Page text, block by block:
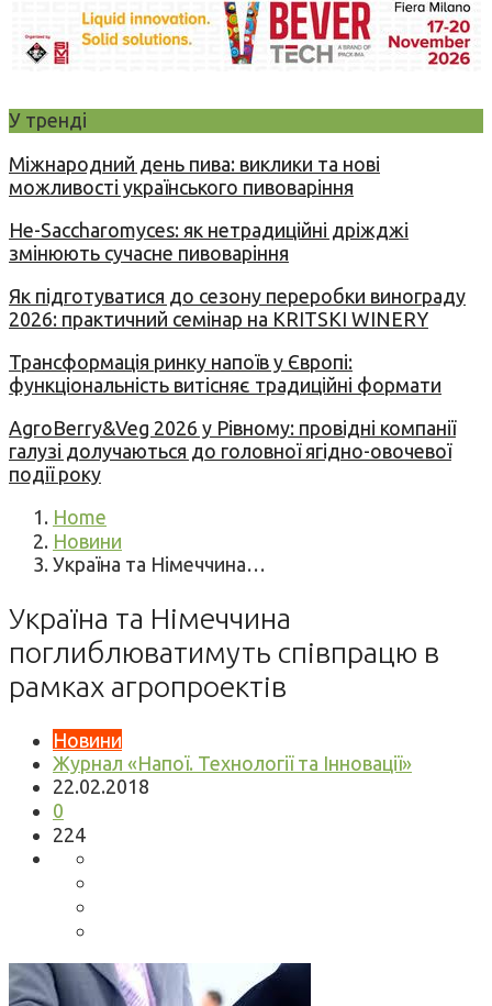
У тренді
Міжнародний день пива: виклики та нові
можливості українського пивоваріння
Не-Saccharomyces: як нетрадиційні дріжджі
змінюють сучасне пивоваріння
Як підготуватися до сезону переробки винограду
2026: практичний семінар на KRITSKI WINERY
Трансформація ринку напоїв у Європі:
функціональність витісняє традиційні формати
AgroBerry&Veg 2026 у Рівному: провідні компанії
галузі долучаються до головної ягідно-овочевої
події року
Home
Новини
Україна та Німеччина…
Україна та Німеччина
поглиблюватимуть співпрацю в
рамках агропроектів
Новини
Журнал «Напої. Технології та Інновації»
22.02.2018
0
224